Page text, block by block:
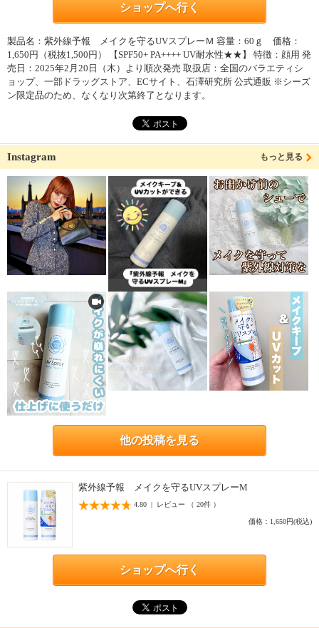
ショップへ行く
製品名：紫外線予報 メイクを守るUVスプレーＭ 容量：60ｇ 価格：
1,650円（税抜1,500円） 【SPF50+ PA++++ UV耐水性★★】 特徴：顔用 発
売日：2025年2月20日（木）より順次発売 取扱店：全国のバラエティシ
ョップ、一部ドラッグストア、ECサイト、石澤研究所 公式通販 ※シーズ
ン限定品のため、なくなり次第終了となります。
Instagram もっと見る
他の投稿を見る
紫外線予報 メイクを守るUVスプレーM
4.80 | レビュー （ 20件 ）
価格：1,650円(税込)
ショップへ行く